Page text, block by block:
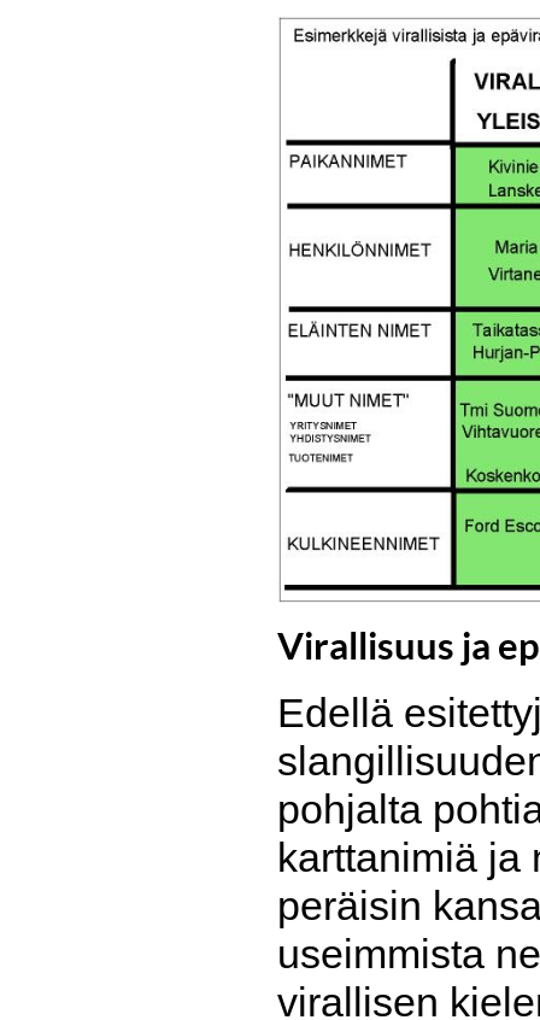
Virallisuus ja
Edellä
pohjalta
karttanimiä ja
peräisin
useimmista
virallisen